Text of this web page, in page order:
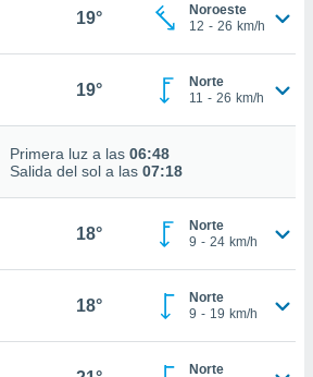
19°
Noroeste
12 - 26 km/h
19°
Norte
11 - 26 km/h
Primera luz a las 06:48
Salida del sol a las 07:18
18°
Norte
9 - 24 km/h
18°
Norte
9 - 19 km/h
Norte